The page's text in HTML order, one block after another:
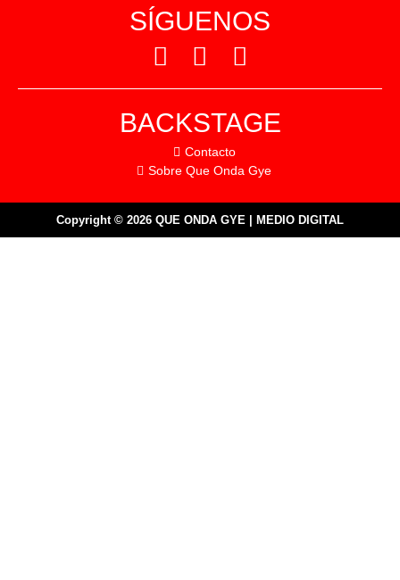
SÍGUENOS
BACKSTAGE
Contacto
Sobre Que Onda Gye
Copyright © 2026 QUE ONDA GYE | MEDIO DIGITAL